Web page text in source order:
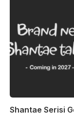
Shantae Serisi